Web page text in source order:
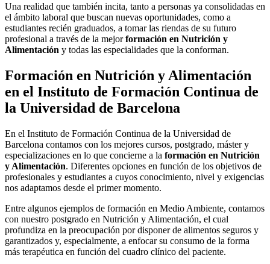
Una realidad que también incita, tanto a personas ya consolidadas en
el ámbito laboral que buscan nuevas oportunidades, como a
estudiantes recién graduados, a tomar las riendas de su futuro
profesional a través de la mejorformación en Nutrición y
Alimentación y todas las especialidades que la conforman.
Formación en Nutrición y Alimentación
en el Instituto de Formación Continua de
la Universidad de Barcelona
En el Instituto de Formación Continua de la Universidad de
Barcelona contamos con los mejores cursos, postgrado, máster y
especializaciones en lo que concierne a la formación en Nutrición
y Alimentación. Diferentes opciones en función de los objetivos de
profesionales y estudiantes a cuyos conocimiento, nivel y exigencias
nos adaptamos desde el primer momento.
Entre algunos ejemplos de formación en Medio Ambiente, contamos
con nuestro postgrado en Nutrición y Alimentación, el cual
profundiza en la preocupación por disponer de alimentos seguros y
garantizados y, especialmente, a enfocar su consumo de la forma
más terapéutica en función del cuadro clínico del paciente.